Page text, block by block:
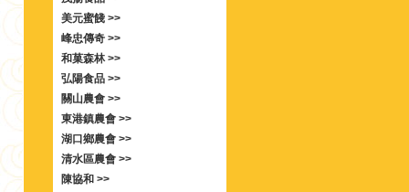
美元蜜餞 >>
峰忠傳奇 >>
和菓森林 >>
弘陽食品 >>
關山農會 >>
東港鎮農會 >>
湖口鄉農會 >>
清水區農會 >>
陳協和 >>